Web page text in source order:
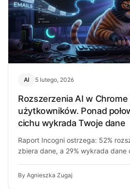
AI 5 lutego, 2026
Rozszerzenia AI w
użytkowników. Ponad
cichu wykrada Twoje dane
Raport Incogni ostrzega: 52%
zbiera dane, a 29% wykrada dane
By Agnieszka Zugaj